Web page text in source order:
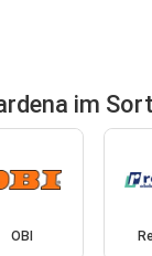
im
OBI